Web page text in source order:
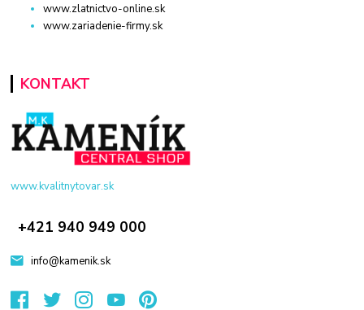
www.zlatnictvo-online.sk
www.zariadenie-firmy.sk
KONTAKT
www.kvalitnytovar.sk
+421 940 949 000
info@kamenik.sk